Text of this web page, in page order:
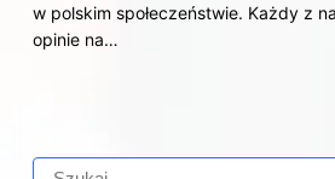
w polskim społeczeństwie. Każdy z
opinie na…